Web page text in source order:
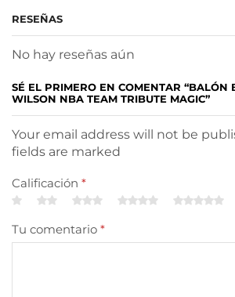
RESEÑAS
No hay reseñas aún
SÉ EL PRIMERO EN COMENTAR “BALÓN
WILSON NBA TEAM TRIBUTE MAGIC”
Your email address will not be
fields are marked
Calificación *
Tu comentario *